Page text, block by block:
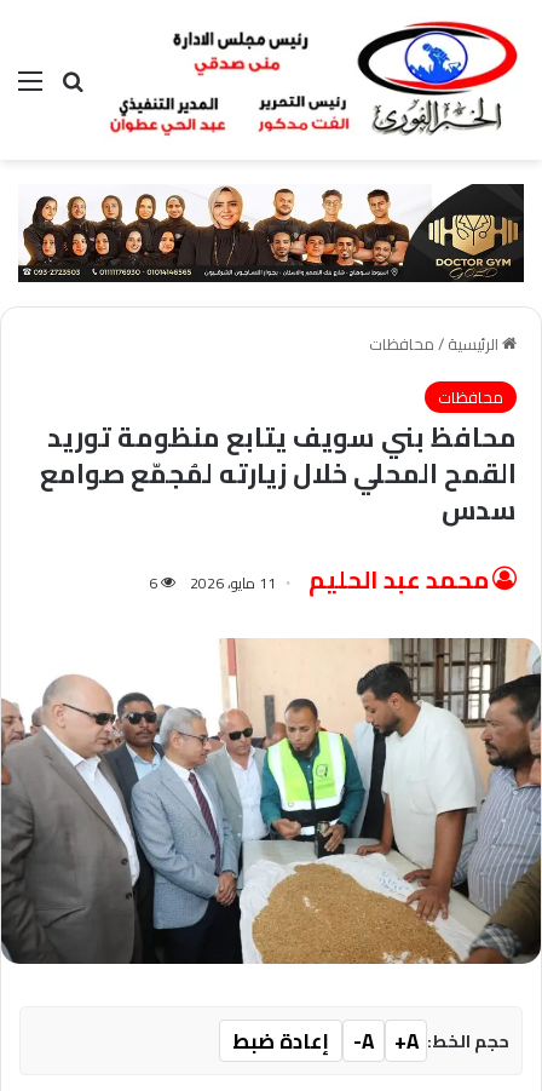
بحث عن
الرئيسية/محافظات
محافظات
محافظ بني سويف يتابع منظومة توريد
القمح المحلي خلال زيارته لمُجمّع صوامع
سدس
محمد عبد الحليم 11 مايو، 2026 6
حجم الخط: A+
A-
إعادة ضبط